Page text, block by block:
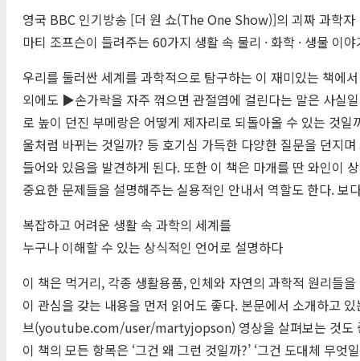
영국 BBC 인기방송 [더 원 쇼(The One Show)]의 괴짜 과학자
마티 조프슨이 들려주는 60가지 생활 속 물리 · 화학 · 생물 이야
우리를 둘러싼 세계를 과학적으로 탐구하는 이 재미있는 책에
외에도 ▶손가락을 자주 꺾으면 관절염에 걸린다는 말은 사실
로 높이 던진 부메랑은 어떻게 제자리로 되돌아올 수 있는 것
울처럼 바뀌는 것일까? 등 호기심 가득한 다양한 질문을 던지
들어와 있음을 발견하게 된다. 또한 이 책은 마개를 딴 와인이
중요한 문제들을 설명해주는 실용적인 안내서 역할도 한다.
복잡하고 어려운 생활 속 과학의 세계를
누구나 이해할 수 있는 상식적인 언어로 설명하다
이 책은 먹거리, 각종 생활용품, 인체와 자연의 과학적 원리들
이 관심을 갖는 내용을 먼저 읽어도 좋다. 본문에서 소개하고
브(youtube.com/user/martyjopson) 영상을 살펴보는 것도
이 책의 모든 항목은 ‘그건 왜 그런 것일까?’ ‘그건 도대체 무